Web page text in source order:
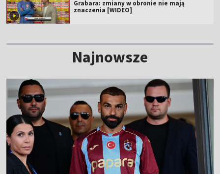
Grabara: zmiany w obronie nie mają
znaczenia [WIDEO]
Najnowsze